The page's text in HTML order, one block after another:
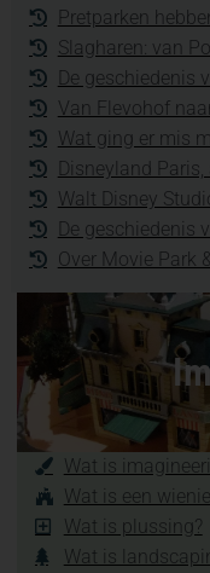
Pretparken
Slagharen: van
De geschiedenis
Van Flevohof
Wat ging er mis
Disneyland
Walt Disney
De geschiedenis
Over Movie Park
Wat is
Wat is een
Wat is plussing?
Wat is